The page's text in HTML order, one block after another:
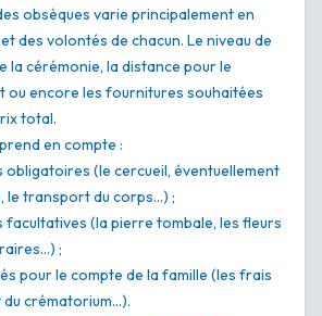
obsèques varie principalement en
des volontés de chacun. Le niveau de
la cérémonie, la distance pour le
ou encore les fournitures souhaitées
total.
en compte :
obligatoires (le cercueil, éventuellement
le transport du corps…) ;
facultatives (la pierre tombale, les fleurs
;
pour le compte de la famille (les frais
du crématorium…).